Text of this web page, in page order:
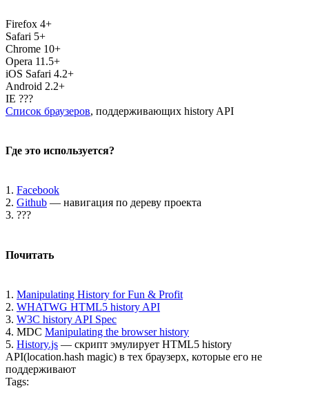
Firefox 4+
Safari 5+
Chrome 10+
Opera 11.5+
iOS Safari 4.2+
Android 2.2+
IE ???
Список браузеров, поддерживающих history API
Где это используется?
1. Facebook
2. Github — навигация по дереву проекта
3. ???
Почитать
1. Manipulating History for Fun & Profit
2. WHATWG HTML5 history API
3. W3C history API Spec
4. MDC Manipulating the browser history
5. History.js — скрипт эмулирует HTML5 history
API(location.hash magic) в тех браузерх, которые его не
поддерживают
Tags: